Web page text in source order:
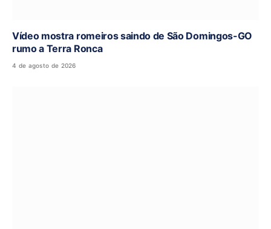
Vídeo mostra romeiros saindo de São Domingos-GO
rumo a Terra Ronca
4 de agosto de 2026